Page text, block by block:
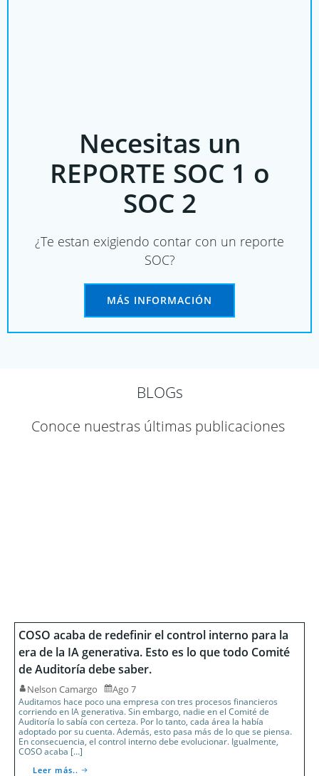
Necesitas un
REPORTE SOC 1 o
SOC 2
¿Te estan exigiendo contar con un reporte
SOC?
MÁS INFORMACIÓN
BLOGs
Conoce nuestras últimas publicaciones
COSO acaba de redefinir el control interno para la
era de la IA generativa. Esto es lo que todo Comité
de Auditoría debe saber.
Nelson Camargo Ago 7
Auditamos hace poco una empresa con tres procesos financieros
corriendo en IA generativa. Sin embargo, nadie en el Comité de
Auditoría lo sabía con certeza. Por lo tanto, cada área la había
adoptado por su cuenta. Además, esto pasa más de lo que se piensa.
En consecuencia, el control interno debe evolucionar. Igualmente,
COSO acaba […]
Leer más..